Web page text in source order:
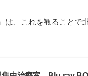
、これを観ることで